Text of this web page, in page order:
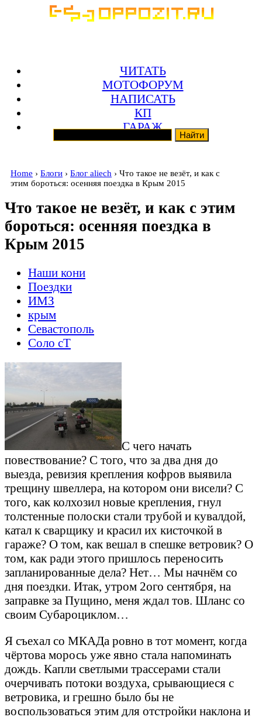
ЧИТАТЬ
МОТОФОРУМ
НАПИСАТЬ
КП
ГАРАЖ
Home › Блоги › Блог aliech › Что такое не везёт, и как с
этим бороться: осенняя поездка в Крым 2015
Что такое не везёт, и как с этим
бороться: осенняя поездка в
Крым 2015
Наши кони
Поездки
ИМЗ
крым
Севастополь
Соло сТ
С чего начать
повествование? С того, что за два дня до
выезда, ревизия крепления кофров выявила
трещину швеллера, на котором они висели? С
того, как колхозил новые крепления, гнул
толстенные полоски стали трубой и кувалдой,
катал к сварщику и красил их кисточкой в
гараже? О том, как вешал в спешке ветровик? О
том, как ради этого пришлось переносить
запланированные дела? Нет… Мы начнём со
дня поездки. Итак, утром 2ого сентября, на
заправке за Пущино, меня ждал тов. Шланс со
своим Субароциклом…
Я съехал со МКАДа ровно в тот момент, когда
чёртова морось уже явно стала напоминать
дождь. Капли светлыми трассерами стали
очерчивать потоки воздуха, срывающиеся с
ветровика, и грешно было бы не
воспользоваться этим для отстройки наклона и